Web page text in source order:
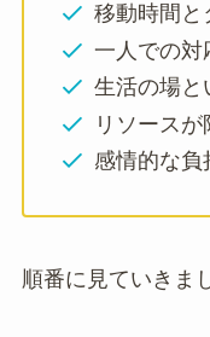
移動時間と
一人での対
生活の場と
リソース
感情的な負
順番に見ていきま